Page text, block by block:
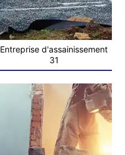
Entreprise d'assainissement
31